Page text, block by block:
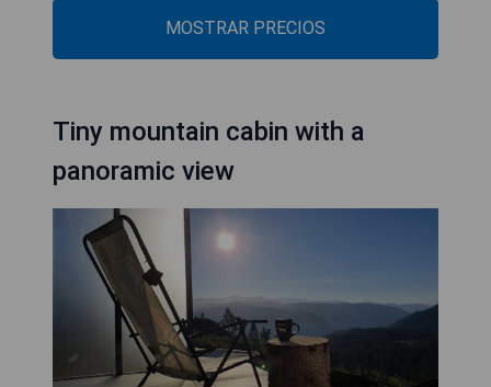
MOSTRAR PRECIOS
Tiny mountain cabin with a
panoramic view